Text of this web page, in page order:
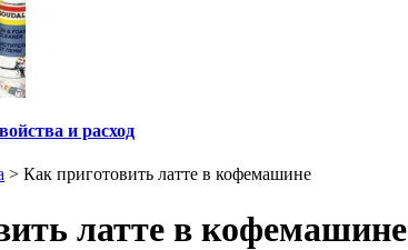
и расход
> Как приготовить латте в кофемашине
латте в кофемашине